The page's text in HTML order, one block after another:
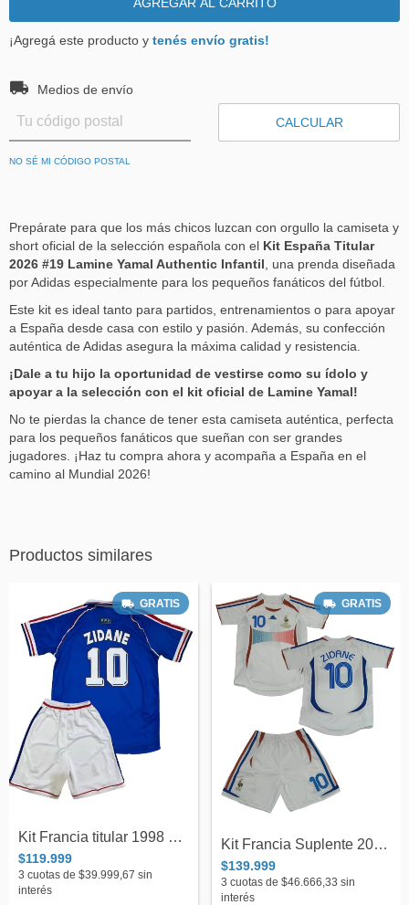
¡Agregá este producto y tenés envío gratis!
Entregas para el CP:
Medios de envío
CALCULAR
NO SÉ MI CÓDIGO POSTAL
Prepárate para que los más chicos luzcan con orgullo la camiseta y
short oficial de la selección española con el Kit España Titular
2026 #19 Lamine Yamal Authentic Infantil , una prenda diseñada
por Adidas especialmente para los pequeños fanáticos del fútbol.
Este kit es ideal tanto para partidos, entrenamientos o para apoyar
a España desde casa con estilo y pasión. Además, su confección
auténtica de Adidas asegura la máxima calidad y resistencia.
¡Dale a tu hijo la oportunidad de vestirse como su ídolo y
apoyar a la selección con el kit oficial de Lamine Yamal!
No te pierdas la chance de tener esta camiseta auténtica, perfecta
para los pequeños fanáticos que sueñan con ser grandes
jugadores. ¡Haz tu compra ahora y acompaña a España en el
camino al Mundial 2026!
Productos similares
GRATIS
Kit Francia titular 1998 #Zidane 10
$119.999
3 cuotas de $39.999,67 sin
interés
GRATIS
Kit Francia Suplente 2006 #10 Zidane Inf...
$139.999
3 cuotas de $46.666,33 sin
interés